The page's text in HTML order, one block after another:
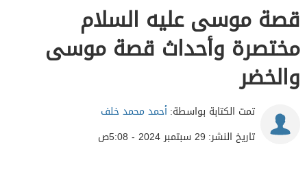
قصة موسى عليه السلام
مختصرة وأحداث قصة موسى
والخضر
تمت الكتابة بواسطة:أحمد محمد خلف
تاريخ النشر: 29 سبتمبر 2024 - 5:08ص